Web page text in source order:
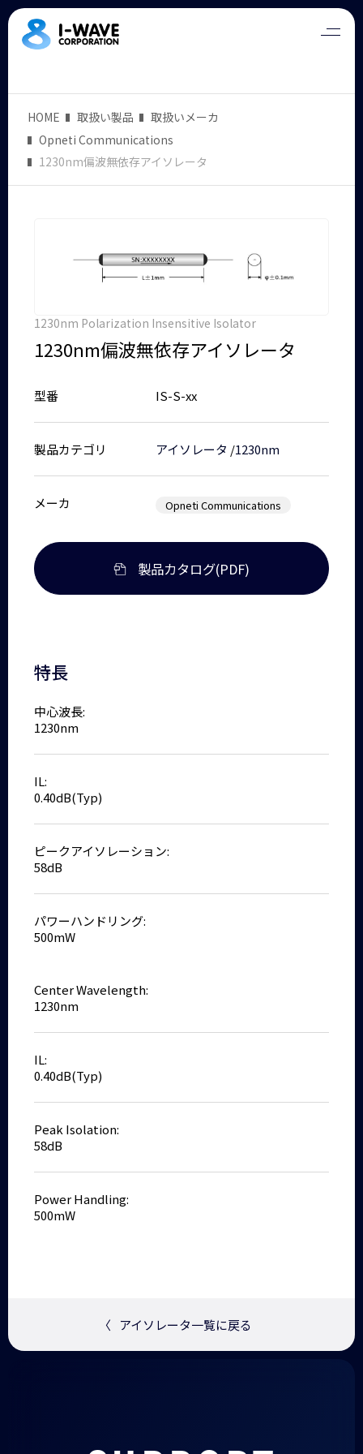
HOME 取扱い製品
取扱いメーカ
Opneti Communications
1230nm偏波無依存アイソレータ
1230nm Polarization Insensitive Isolator
1230nm偏波無依存アイソレータ
型番 IS-S-xx
製品カテゴリ アイソレータ /1230nm
メーカ Opneti Communications
製品カタログ(PDF)
特長
中心波長:
1230nm
IL:
0.40dB(Typ)
ピークアイソレーション:
58dB
パワーハンドリング:
500mW
Center Wavelength:
1230nm
IL:
0.40dB(Typ)
Peak Isolation:
58dB
Power Handling:
500mW
〈 アイソレータ一覧に戻る